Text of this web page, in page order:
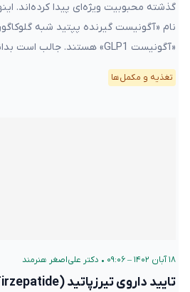
گذشته محبوبیت ویژه‌ای پیدا کرده‌اند.
«آگونیست GLP1» هستند. جالب است بدانید اغلب این […]
تغذیه و مکمل‌ها
۱۸ آبان ۱۴۰۲ – ۰۹:۰۶ • دکتر علی‌اصغر هنرمند